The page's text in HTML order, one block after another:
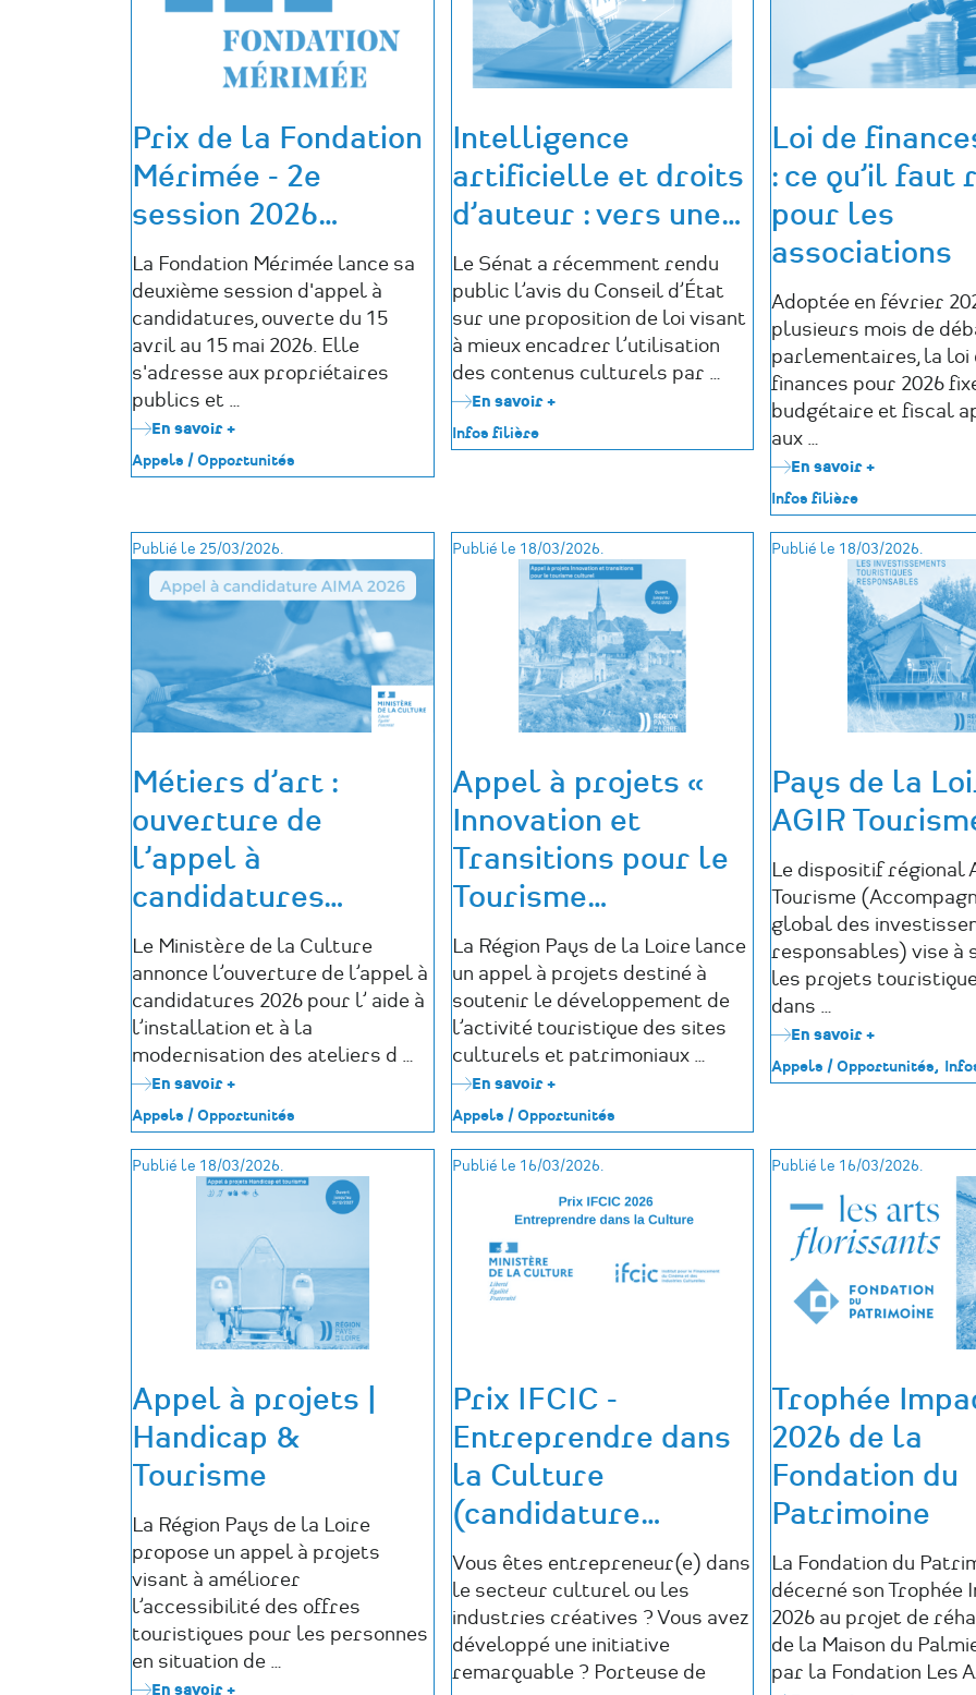
:
ouverture
de
l'AAP
2026
alerte
sur
«
mur
»
demeurent
les
premiers
financeurs
publics
Prix de la Fondation
Mérimée - 2e
session 2026…
La Fondation Mérimée lance sa
deuxième session d'appel à
candidatures, ouverte du 15
avril au 15 mai 2026. Elle
s'adresse aux propriétaires
publics et …
En savoir +
de
Mérimée
-
2e
session
(avril-
mai)
Appels / Opportunités
Intelligence
artificielle et droits
d’auteur : vers une…
Le Sénat a récemment rendu
public l’avis du Conseil d’État
sur une proposition de loi visant
à mieux encadrer l’utilisation
des contenus culturels par …
En savoir +sur
vers
une
nouvelle
présomption
d’utilisation
des
œuvres
Infos filière
Loi de
: ce qu’il faut
pour les
associations
Adoptée en février
plusieurs mois de
parlementaires, la loi
finances pour 2026
budgétaire et fiscal
aux …
En savoir +
finances
2026
:
qu’il
faut
retenir
pour
les
associations
Infos filière
Publié le 25/03/2026.
Métiers d’art :
ouverture de
l’appel à
candidatures…
Le Ministère de la Culture
annonce l’ouverture de l’appel à
candidatures 2026 pour l’ aide à
l’installation et à la
modernisation des ateliers d …
En savoir +
d’art
:
ouverture
de
candidatures
2026
pour
l’aide
AIMA
Appels / Opportunités
Publié le 18/03/2026.
Appel à projets «
Innovation et
Transitions pour le
Tourisme…
La Région Pays de la Loire lance
un appel à projets destiné à
soutenir le développement de
l’activité touristique des sites
culturels et patrimoniaux …
En savoir +sur
à
projets
«
et
Transitions
le
Appels / Opportunités
Publié le 18/03/2026.
Pays de la
AGIR
Le dispositif régional
Tourisme
global des
responsables) vise à
les projets
dans …
En savoir +
de
AGIR
Appels / Opportunités
Publié le 18/03/2026.
Appel à projets |
Handicap &
Tourisme
La Région Pays de la Loire
propose un appel à projets
visant à améliorer
l’accessibilité des offres
touristiques pour les personnes
en situation de …
En savoir +
Publié le 16/03/2026.
Prix IFCIC -
Entreprendre dans
la Culture
(candidature…
Vous êtes entrepreneur(e) dans
le secteur culturel ou les
industries créatives ? Vous avez
développé une initiative
remarquable ? Porteuse de
Publié le 16/03/2026.
Trophée
2026 de la
Fondation du
Patrimoine
La Fondation du
décerné son Trophée
2026 au projet de
de la Maison du
par la Fondation Les